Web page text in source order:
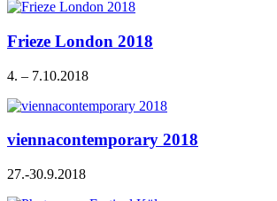
Frieze London 2018
4. – 7.10.2018
viennacontemporary 2018
27.-30.9.2018